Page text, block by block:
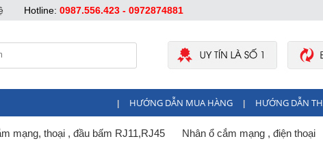
HƯỚNG DẪN MUA HÀNG HƯỚNG DẪN
mạng, thoại , đầu bấm RJ11,RJ45 Nhân ổ cắm mạng , điện thoại
Hotline: 0987.556.423 - 0972874881